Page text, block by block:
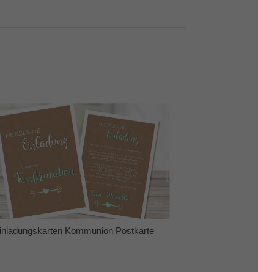
Einladungskarten Kommunion Postkarte